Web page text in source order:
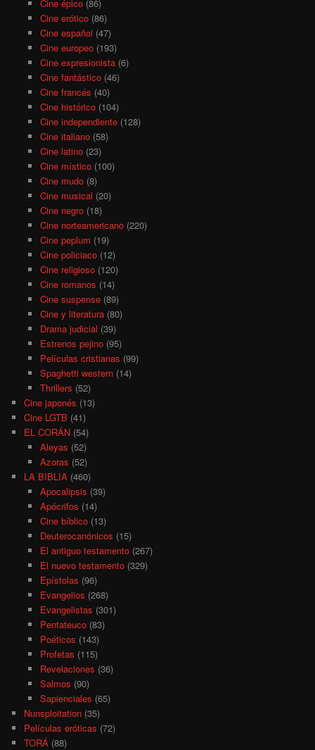
Cine épico(86)
Cine erótico(86)
Cine español (47)
Cine europeo(193)
Cine expresionista(6)
Cine fantástico(46)
Cine francés (40)
Cine histórico(104)
Cine independiente(128)
Cine italiano(58)
Cine latino(23)
Cine místico(100)
Cine mudo(8)
Cine musical (20)
Cine negro(18)
Cine norteamericano(220)
Cine peplum (19)
Cine policiaco(12)
Cine religioso(120)
Cine romanos (14)
Cine suspense(89)
Cine y literatura(80)
Drama judicial (39)
Estrenos pejino(95)
Películas cristianas (99)
Spaghetti western(14)
Thrillers (52)
Cine japonés (13)
Cine LGTB (41)
EL CORÁN (54)
Aleyas (52)
Azoras (52)
LA BIBLIA (460)
Apocalipsis (39)
Apócrifos (14)
Cine bíblico(13)
Deuterocanónicos (15)
El antiguo testamento(267)
El nuevo testamento(329)
Epístolas (96)
Evangelios (268)
Evangelistas (301)
Pentateuco(83)
Poéticos (143)
Profetas (115)
Revelaciones (36)
Salmos (90)
Sapienciales (65)
Nunsploitation (35)
Películas eróticas (72)
TORÁ (88)